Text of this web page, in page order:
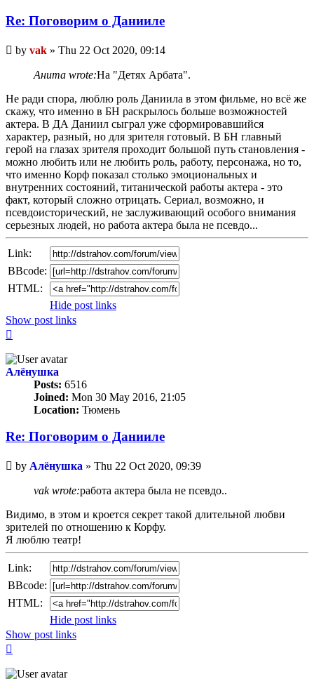
Re: Поговорим o Данииле
Unread
post
by vak » Thu 22 Oct 2020, 09:14
Анита wrote:На "Детях Арбата".
Не ради спора, люблю роль Даниила в этом фильме, но всё же
скажу, что именно в БН раскрылось больше возможностей
актера. В ДА Даниил сыграл уже сформировавшийся
характер, разный, но для зрителя готовый. В БН главный
герой на глазах зрителя проходит большой путь становления -
можно любить или не любить роль, работу, персонажа, но то,
что именно Корф показал столько эмоциональных и
внутренних состояний, титанической работы актера - это
факт, который сложно отрицать. Сериал, возможно, и
псевдоисторический, не заслуживающий особого внимания
серьезных людей, но работа актера была не псевдо...
Link:
BBcode:
HTML:
Hide post links
Show post links
Алёнушка
Posts: 6516
Joined: Mon 30 May 2016, 21:05
Location: Тюмень
Re: Поговорим o Данииле
Unread
post
by Алёнушка » Thu 22 Oct 2020, 09:39
vak wrote:работа актера была не псевдо..
Видимо, в этом и кроется секрет такой длительной любви
зрителей по отношению к Корфу.
Я люблю театр!
Link:
BBcode:
HTML:
Hide post links
Show post links